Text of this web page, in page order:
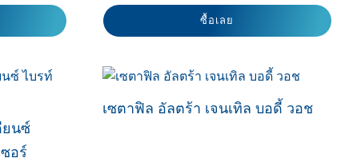
ซื้อเลย
ยนซ์
อร์
เซตาฟิล อัลตร้า เจนเทิล บอดี้ วอช